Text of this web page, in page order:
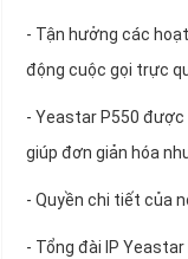
- Tận hưởng các
động cuộc gọi trực
- Yeastar P550
giúp đơn giản hóa
- Quyền chi tiết của
- Tổng đài IP